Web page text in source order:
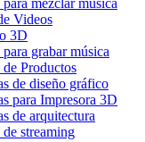
Videos
3D
grabar música
Productos
de diseño gráfico
para Impresora 3D
de arquitectura
streaming